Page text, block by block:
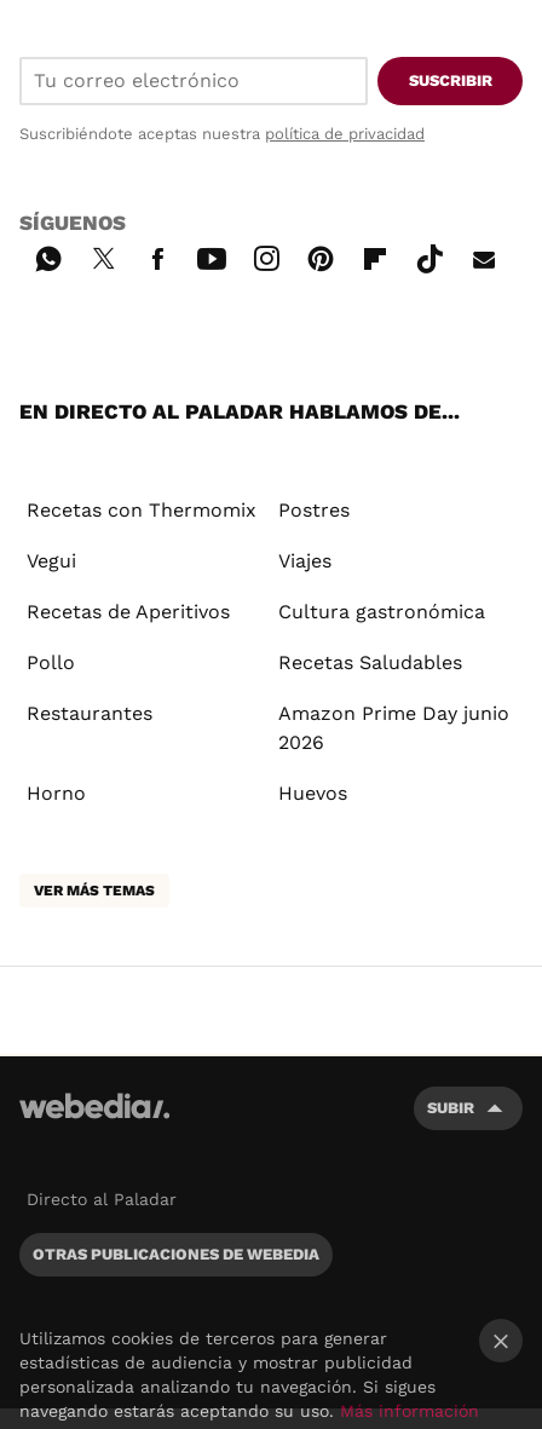
SUSCRIBIR
Suscribiéndote aceptas nuestra política de privacidad
SÍGUENOS
EN DIRECTO AL PALADAR HABLAMOS DE...
Recetas con Thermomix Postres
Vegui Viajes
Recetas de Aperitivos Cultura gastronómica
Pollo Recetas Saludables
Restaurantes
Amazon Prime Day junio
2026
Horno Huevos
VER MÁS TEMAS
SUBIR
Directo al Paladar
OTRAS PUBLICACIONES DE WEBEDIA
Utilizamos cookies de terceros para generar
estadísticas de audiencia y mostrar publicidad
personalizada analizando tu navegación. Si sigues
navegando estarás aceptando su uso.Más información